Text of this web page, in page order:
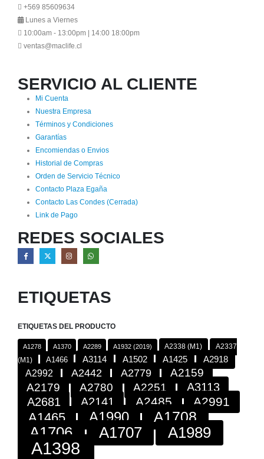
+569 85609634
Lunes a Viernes
10:00am - 13:00pm | 14:00 18:00pm
ventas@maclife.cl
SERVICIO AL CLIENTE
Mi Cuenta
Nuestra Empresa
Términos y Condiciones
Garantías
Encomiendas o Envios
Historial de Compras
Orden de Servicio Técnico
Contacto Plaza Egaña
Contacto Las Condes (Cerrada)
Link de Pago
REDES SOCIALES
ETIQUETAS
ETIQUETAS DEL PRODUCTO
A1278 A1370 A2289 A1932 (2019) A2338 (M1)
A2337
(M1)
A1466 A3114 A1502 A1425 A2918
A2992 A2442 A2779
A2159
A2179
A2780 A2251
A3113
A2681
A2141 A2485 A2991
A1465 A1990
A1708
A1706
A1707 A1989
A1398